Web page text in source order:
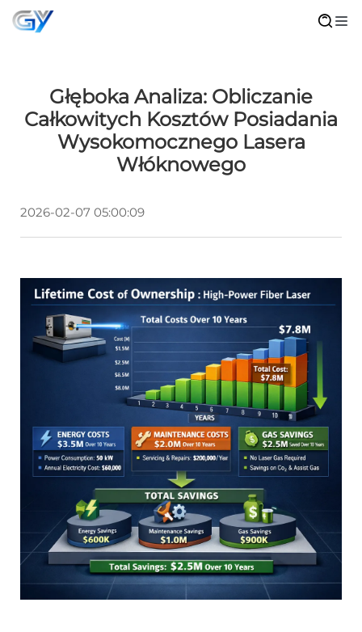
Głęboka Analiza: Obliczanie
Całkowitych Kosztów Posiadania
Wysokomocznego Lasera
Włóknowego
2026-02-07 05:00:09